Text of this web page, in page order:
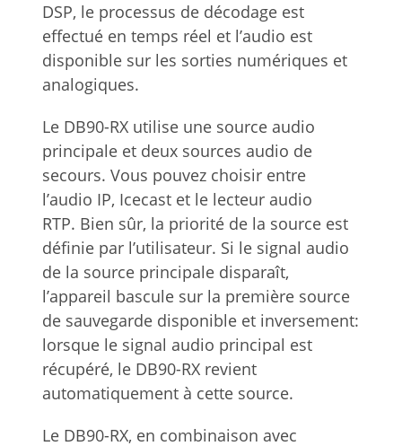
DSP, le processus de décodage est
effectué en temps réel et l’audio est
disponible sur les sorties numériques et
analogiques.
Le DB90-RX utilise une source audio
principale et deux sources audio de
secours. Vous pouvez choisir entre
l’audio IP, Icecast et le lecteur audio
RTP. Bien sûr, la priorité de la source est
définie par l’utilisateur. Si le signal audio
de la source principale disparaît,
l’appareil bascule sur la première source
de sauvegarde disponible et inversement:
lorsque le signal audio principal est
récupéré, le DB90-RX revient
automatiquement à cette source.
Le DB90-RX, en combinaison avec